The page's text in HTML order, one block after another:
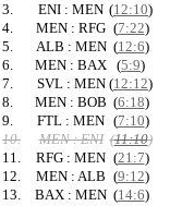
3.
ENI : MEN (12:10)
4.
MEN : RFG (7:22)
5.
ALB : MEN (12:6)
6.
MEN : BAX (5:9)
7.
SVL : MEN (12:12)
8.
MEN : BOB (6:18)
9.
FTL : MEN (7:10)
10.
MEN : ENI (11:10)
11.
RFG : MEN (21:7)
12.
MEN : ALB (9:12)
13.
BAX : MEN (14:6)